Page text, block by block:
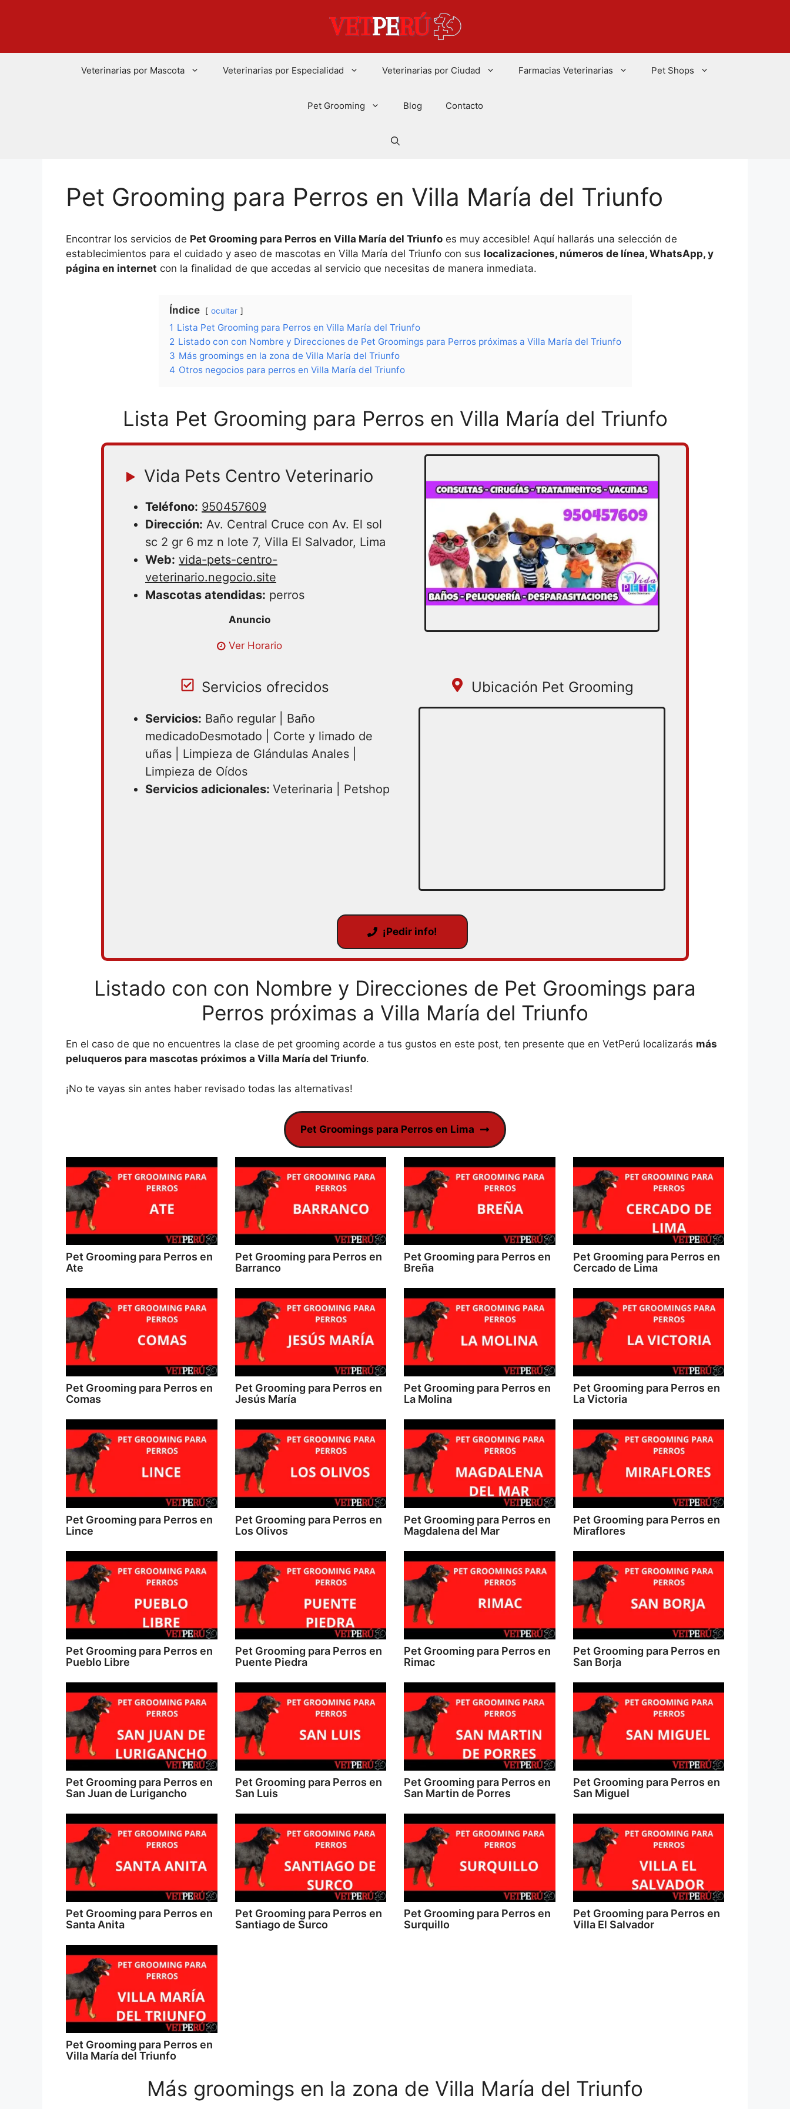
Veterinarias por Mascota Veterinarias por Especialidad Veterinarias por Ciudad Farmacias Veterinarias Pet Shops
Pet Grooming Blog Contacto
Pet Grooming para Perros en Villa María del Triunfo
Encontrar los servicios de Pet Grooming para Perros en Villa María del Triunfo es muy accesible! Aquí hallarás una selección de
establecimientos para el cuidado y aseo de mascotas en Villa María del Triunfo con sus localizaciones, números de línea, WhatsApp, y
página en internet con la finalidad de que accedas al servicio que necesitas de manera inmediata.
Índice ocultar
1 Lista Pet Grooming para Perros en Villa María del Triunfo
2 Listado con con Nombre y Direcciones de Pet Groomings para Perros próximas a Villa María del Triunfo
3 Más groomings en la zona de Villa María del Triunfo
4 Otros negocios para perros en Villa María del Triunfo
Lista Pet Grooming para Perros en Villa María del Triunfo
Vida Pets Centro Veterinario
Teléfono: 950457609
Dirección: Av. Central Cruce con Av. El sol
sc 2 gr 6 mz n lote 7, Villa El Salvador, Lima
Web: vida-pets-centro-
veterinario.negocio.site
Mascotas atendidas: perros
Lunes 09:00 – 19:00 | Martes 09:00 – 19:00 | Miercoles
Ver Horario
Servicios ofrecidos
Servicios: Baño regular | Baño
medicadoDesmotado | Corte y limado de
uñas | Limpieza de Glándulas Anales |
Limpieza de Oídos
Servicios adicionales: Veterinaria | Petshop
Ubicación Pet Grooming
¡Pedir info!
Listado con con Nombre y Direcciones de Pet Groomings para
Perros próximas a Villa María del Triunfo
En el caso de que no encuentres la clase de pet grooming acorde a tus gustos en este post, ten presente que en VetPerú localizarás más
peluqueros para mascotas próximos a Villa María del Triunfo.
¡No te vayas sin antes haber revisado todas las alternativas!
Pet Groomings para Perros en Lima
Pet Grooming para Perros en
Ate
Pet Grooming para Perros en
Barranco
Pet Grooming para Perros en
Breña
Pet Grooming para Perros en
Cercado de Lima
Pet Grooming para Perros en
Comas
Pet Grooming para Perros en
Jesús María
Pet Grooming para Perros en
La Molina
Pet Grooming para Perros en
La Victoria
Pet Grooming para Perros en
Lince
Pet Grooming para Perros en
Los Olivos
Pet Grooming para Perros en
Magdalena del Mar
Pet Grooming para Perros en
Miraflores
Pet Grooming para Perros en
Pueblo Libre
Pet Grooming para Perros en
Puente Piedra
Pet Grooming para Perros en
Rimac
Pet Grooming para Perros en
San Borja
Pet Grooming para Perros en
San Juan de Lurigancho
Pet Grooming para Perros en
San Luis
Pet Grooming para Perros en
San Martin de Porres
Pet Grooming para Perros en
San Miguel
Pet Grooming para Perros en
Santa Anita
Pet Grooming para Perros en
Santiago de Surco
Pet Grooming para Perros en
Surquillo
Pet Grooming para Perros en
Villa El Salvador
Pet Grooming para Perros en
Villa María del Triunfo
Más groomings en la zona de Villa María del Triunfo